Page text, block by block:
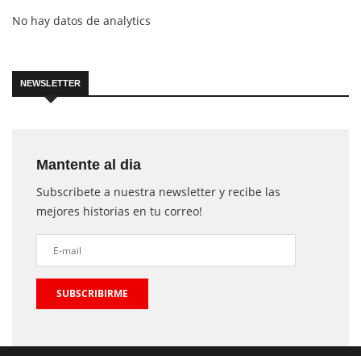
No hay datos de analytics
NEWSLETTER
Mantente al dia
Subscribete a nuestra newsletter y recibe las
mejores historias en tu correo!
SUBSCRIBIRME